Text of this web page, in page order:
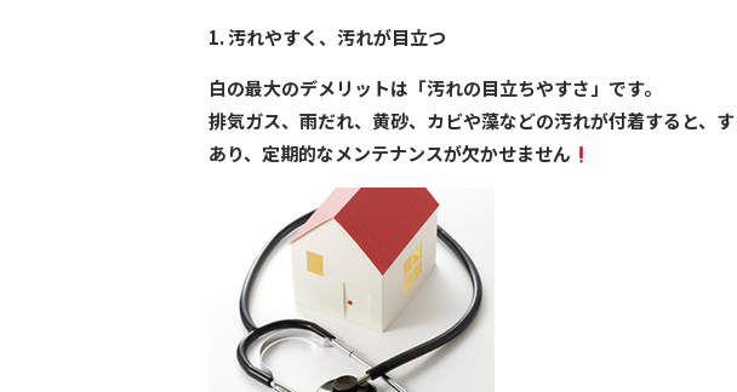
1. 汚れやすく、汚れが目立つ
白の最大のデメリットは「汚れの目立ちやすさ」です。
排気ガス、雨だれ、黄砂、カビや藻などの汚れが付着すると、
あり、定期的なメンテナンスが欠かせません